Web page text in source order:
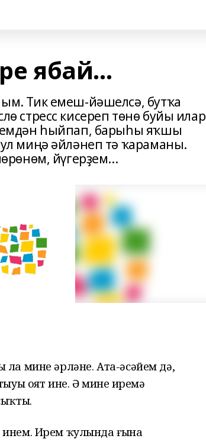
ябай...
Тик емеш-йәшелсә, бутҡа
стресс кисереп төнө буйы илар
һыйпап, барыһы яҡшы
миңә әйләнеп тә ҡараманы.
йүгерҙем...
мине әрләне. Ата-әсәйем дә,
оят ине. Ә минең иремә
Ирем ҡулында ғына